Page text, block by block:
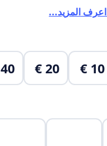
اعرف المزيد...
10 €
20 €
40 €